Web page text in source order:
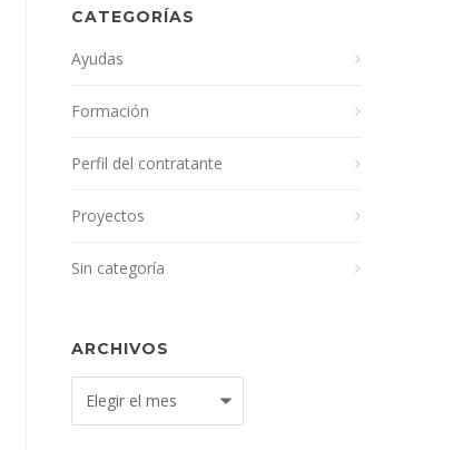
CATEGORÍAS
Ayudas
Formación
Perfil del contratante
Proyectos
Sin categoría
ARCHIVOS
Archivos